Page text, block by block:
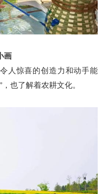
画
人惊喜的创造力和动手能
也了解着农耕文化。